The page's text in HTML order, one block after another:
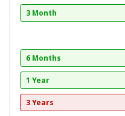
3 Month
6 Months
1 Year
3 Years